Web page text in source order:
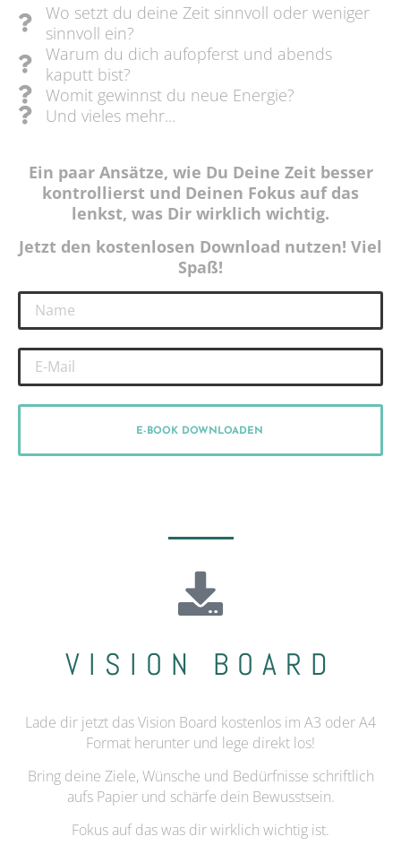
Wo setzt du deine Zeit sinnvoll oder weniger
sinnvoll ein?
Warum du dich aufopferst und abends
kaputt bist?
Womit gewinnst du neue Energie?
Und vieles mehr...
Ein paar Ansätze, wie Du Deine Zeit besser
kontrollierst und Deinen Fokus auf das
lenkst, was Dir wirklich wichtig.
Jetzt den kostenlosen Download nutzen! Viel
Spaß!
E-BOOK DOWNLOADEN
VISION BOARD
Lade dir jetzt das Vision Board kostenlos im A3 oder A4
Format herunter und lege direkt los!
Bring deine Ziele, Wünsche und Bedürfnisse schriftlich
aufs Papier und schärfe dein Bewusstsein.
Fokus auf das was dir wirklich wichtig ist.